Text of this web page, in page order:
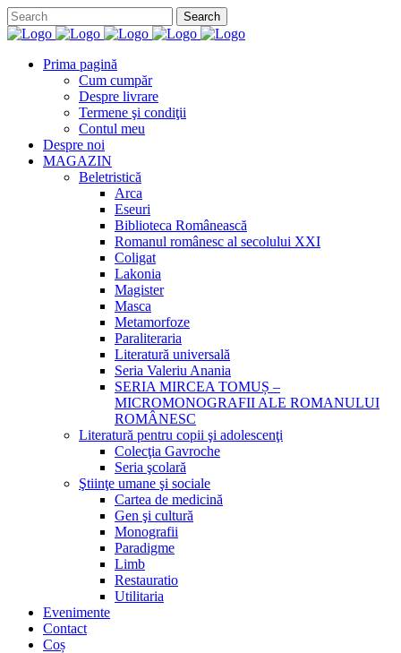
Prima pagină
Cum cumpăr
Despre livrare
Termene şi condiţii
Contul meu
Despre noi
MAGAZIN
Beletristică
Arca
Eseuri
Biblioteca Românească
Romanul românesc al secolului XXI
Coligat
Lakonia
Magister
Masca
Metamorfoze
Paraliteraria
Literatură universală
Seria Valeriu Anania
SERIA MIRCEA TOMUȘ –
MICROMONOGRAFII ALE ROMANULUI
ROMÂNESC
Literatură pentru copii şi adolescenţi
Colecţia Gavroche
Seria şcolară
Ştiinţe umane şi sociale
Cartea de medicină
Gen şi cultură
Monografii
Paradigme
Limb
Restauratio
Utilitaria
Evenimente
Contact
Coș